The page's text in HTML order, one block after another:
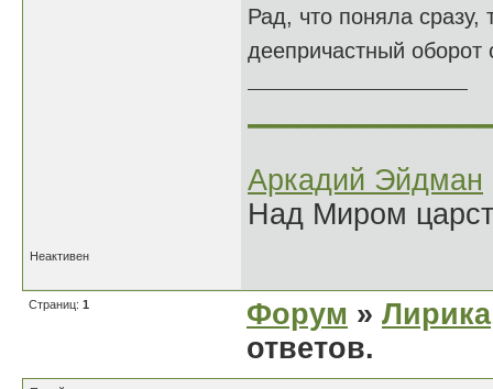
Рад, что поняла
деепричастный
Аркадий Эйдман
Над Миром
Неактивен
Страниц: 1 Форум » Лирика
ответов.